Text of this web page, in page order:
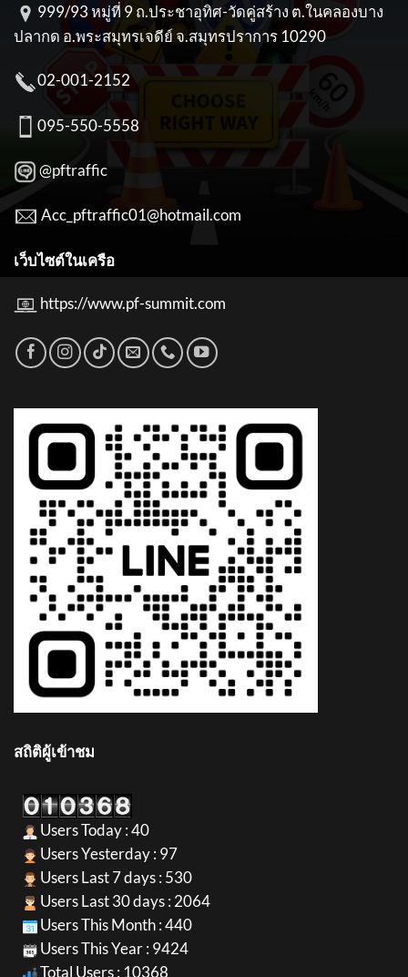
999/93 หมู่ที่ 9 ถ.ประชาอุทิศ-วัดคู่สร้าง ต.ในคลองบาง
ปลากด อ.พระสมุทรเจดีย์ จ.สมุทรปราการ 10290
02-001-2152
095-550-5558
@pftraffic
Acc_pftraffic01@hotmail.com
เว็บไซต์ในเครือ
https://www.pf-summit.com
สถิติผู้เข้าชม
Users Today : 40
Users Yesterday : 97
Users Last 7 days : 530
Users Last 30 days : 2064
Users This Month : 440
Users This Year : 9424
Total Users : 10368